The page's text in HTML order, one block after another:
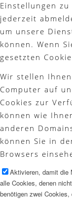
Einstellungen
jederzeit
um unsere
können. Wenn
gesetzten
Wir stellen
Computer auf
Cookies zur
können wie
anderen
können Sie in
Browsers
Aktivieren, damit die
alle Cookies, denen
benötigen zwei